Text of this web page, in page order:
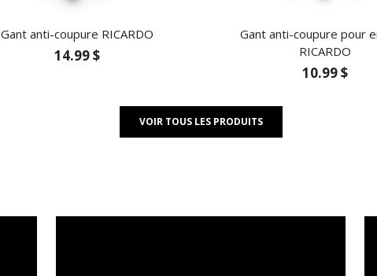
Gant anti-coupure RICARDO
14.99 $
Gant anti-coupure pour
RICARDO
10.99 $
VOIR TOUS LES PRODUITS